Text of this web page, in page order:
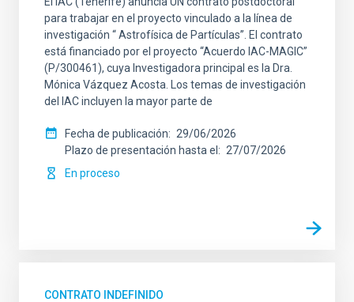
para trabajar en el proyecto vinculado a la línea de
investigación “ Astrofísica de Partículas”. El contrato
está financiado por el proyecto “Acuerdo IAC-MAGIC”
(P/300461), cuya Investigadora principal es la Dra.
Mónica Vázquez Acosta. Los temas de investigación
del IAC incluyen la mayor parte de
Fecha de publicación
29/06/2026
Plazo de presentación hasta el
27/07/2026
En proceso
CONTRATO INDEFINIDO